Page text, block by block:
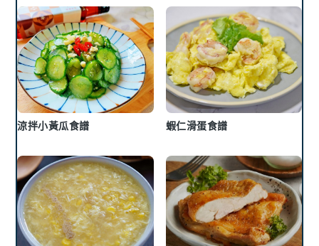
涼拌小黃瓜食譜 蝦仁滑蛋食譜